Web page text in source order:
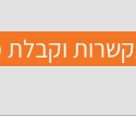
וקבלת